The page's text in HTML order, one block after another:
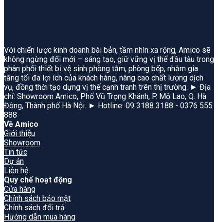
Với chiến lược kinh doanh bài bản, tầm nhìn xa rộng, Amico sẽ
không ngừng đổi mới – sáng tạo, giữ vững vị thế đầu tàu trong
phân phối thiết bị vệ sinh phòng tắm, phòng bếp, nhằm gia
tăng tối đa lợi ích của khách hàng, nâng cao chất lượng dịch
vụ, đồng thời tạo dựng vị thế cạnh tranh trên thị trường. ► Địa
chỉ: Showroom Amico, Phố Vũ Trọng Khánh, P. Mộ Lao, Q. Hà
Đông, Thành phố Hà Nội. ► Hotline: 09 3188 3188 - 0376 555
888
Về Amico
Giới thiệu
Showroom
Tin tức
Dự án
Liên hệ
Quy chế hoạt động
Cửa hàng
Chính sách bảo mật
Chính sách đổi trả
Hướng dẫn mua hàng